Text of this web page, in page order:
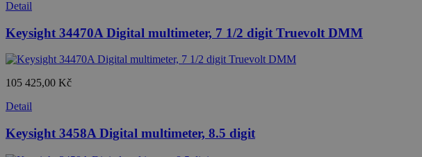
Detail
Keysight 34470A Digital multimeter, 7 1/2 digit Truevolt DMM
105 425,00 Kč
Detail
Keysight 3458A Digital multimeter, 8.5 digit